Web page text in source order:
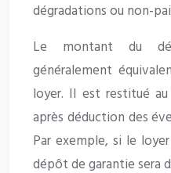
dégradations ou non-
Le montant du
généralement
loyer. Il est restitué
après déduction des
Par exemple, si le
dépôt de garantie sera